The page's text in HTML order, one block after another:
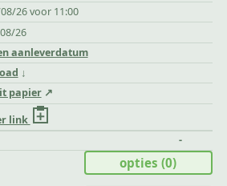
26 voor 11:00
26
aanleverdatum
papier
link
-
opties(0)